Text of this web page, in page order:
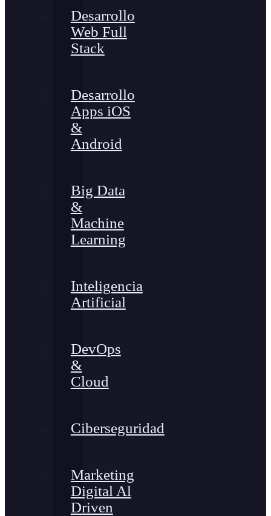
Desarrollo
Web Full
Stack
Desarrollo
Apps iOS
&
Android
Big Data
&
Machine
Learning
Inteligencia
Artificial
DevOps
&
Cloud
Ciberseguridad
Marketing
Digital Al
Driven